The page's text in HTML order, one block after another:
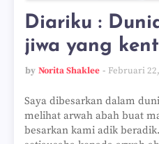
Diariku :
jiwa yang
by Norita Shaklee Februari
Saya dibesarkan dalam
melihat arwah abah buat
besarkan kami adik